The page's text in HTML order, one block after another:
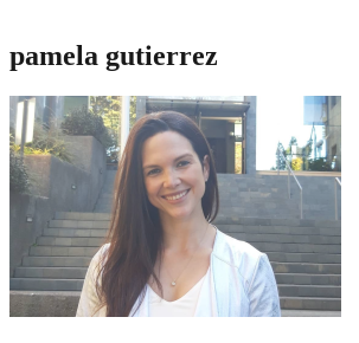
pamela gutierrez